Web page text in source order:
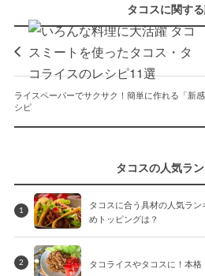
タコスに関す
ライスペーパーでサクサク！簡単に作れる「新
シピ
タコスの人気ラ
1
タコスに合う具材の人気ラ
めトッピングは？
2 タコライスやタコスに！本